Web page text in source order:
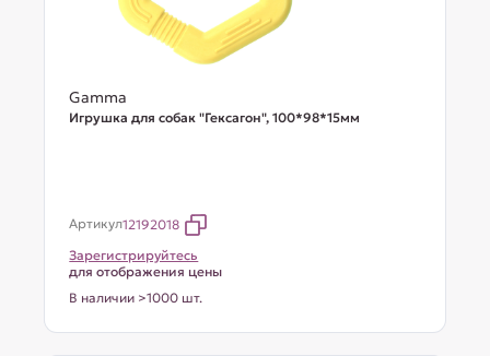
Gamma
Игрушка для собак "Гексагон", 100*98*15мм
Артикул12192018
Зарегистрируйтесь
для отображения цены
В наличии >1000 шт.